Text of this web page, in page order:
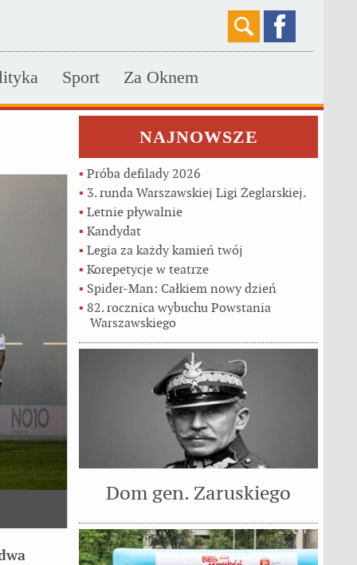
Sport Za Oknem
NAJNOWSZE
Próba defilady 2026
3. runda Warszawskiej Ligi Żeglarskiej.
Letnie pływalnie
Kandydat
Legia za każdy kamień twój
Korepetycje w teatrze
Spider-Man: Całkiem nowy dzień
82. rocznica wybuchu Powstania
Warszawskiego
Dom gen. Zaruskiego